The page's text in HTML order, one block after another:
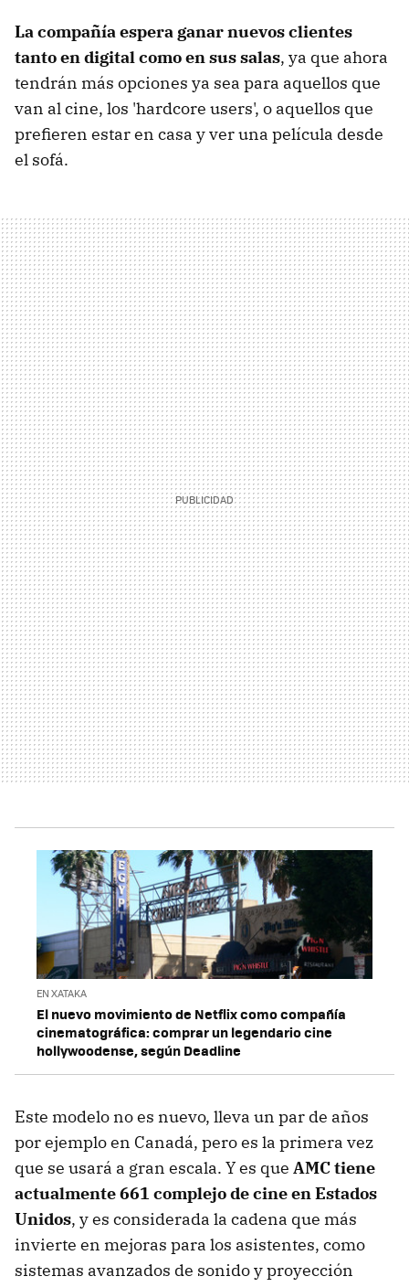
La compañía espera ganar nuevos clientes
tanto en digital como en sus salas, ya que ahora
tendrán más opciones ya sea para aquellos que
van al cine, los 'hardcore users', o aquellos que
prefieren estar en casa y ver una película desde
el sofá.
EN XATAKA
El nuevo movimiento de Netflix como compañía
cinematográfica: comprar un legendario cine
hollywoodense, según Deadline
Este modelo no es nuevo, lleva un par de años
por ejemplo en Canadá, pero es la primera vez
que se usará a gran escala. Y es que AMC tiene
actualmente 661 complejo de cine en Estados
Unidos, y es considerada la cadena que más
invierte en mejoras para los asistentes, como
sistemas avanzados de sonido y proyección